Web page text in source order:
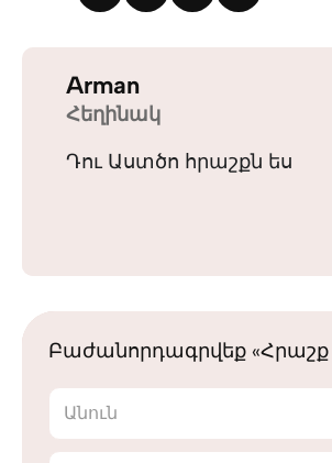
Arman
Հեղինակ
Դու Աստծո հրաշքն ես
Բաժանորդագրվեք «Հրաշք
Անուն